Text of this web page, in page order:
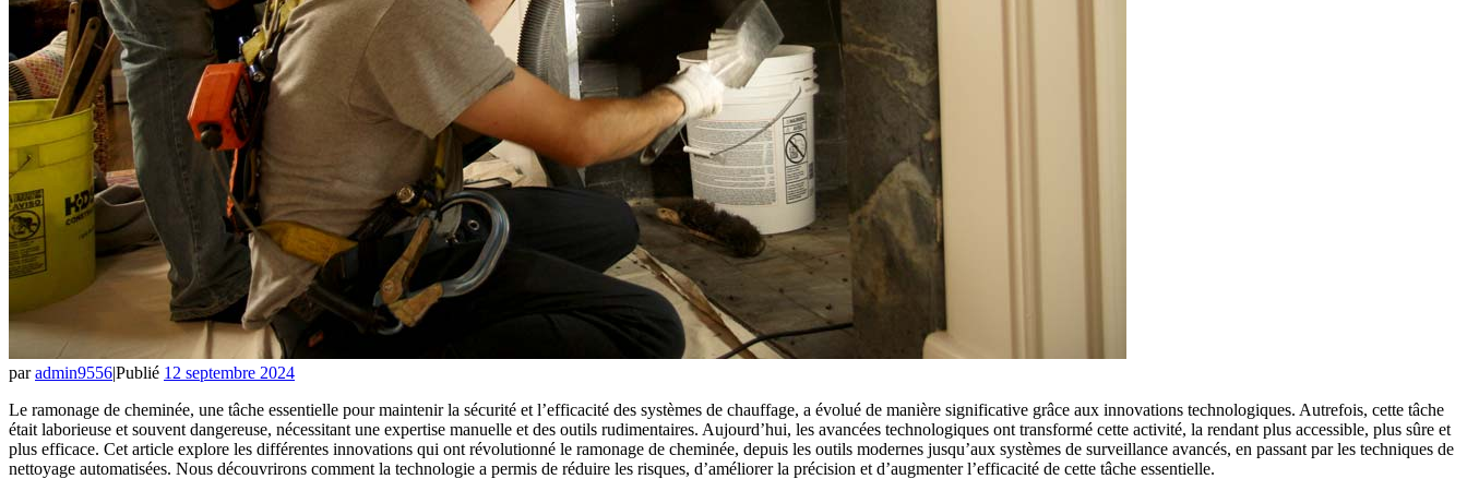
paradmin9556|Publié 12 septembre 2024
Le ramonage de cheminée, une tâche essentielle pour maintenir la sécurité et l’efficacité des systèmes de chauffage, a évolué de manière significative grâce aux innovations technologiques. Autrefois, cette tâche
était laborieuse et souvent dangereuse, nécessitant une expertise manuelle et des outils rudimentaires. Aujourd’hui, les avancées technologiques ont transformé cette activité, la rendant plus accessible, plus sûre et
plus efficace. Cet article explore les différentes innovations qui ont révolutionné le ramonage de cheminée, depuis les outils modernes jusqu’aux systèmes de surveillance avancés, en passant par les techniques de
nettoyage automatisées. Nous découvrirons comment la technologie a permis de réduire les risques, d’améliorer la précision et d’augmenter l’efficacité de cette tâche essentielle.